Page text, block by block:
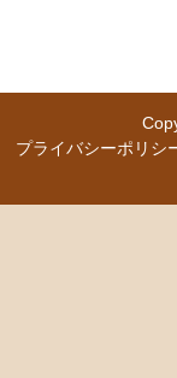
プライバシーポリシ